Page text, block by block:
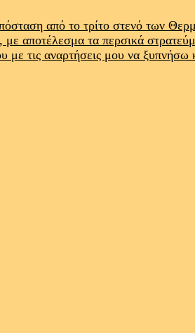
από το τρίτο στενό των
αποτέλεσμα τα περσικά
τις αναρτήσεις μου να